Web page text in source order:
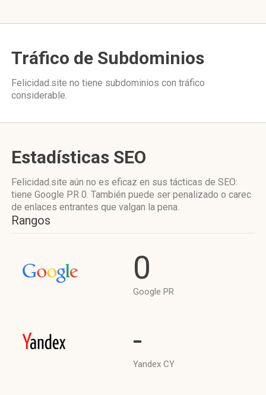
Tráfico de Subdominios
Felicidad.site no tiene subdominios con tráfico
considerable.
Estadísticas SEO
Felicidad.site aún no es eficaz en sus tácticas de SEO:
tiene Google PR 0. También puede ser penalizado o carec
de enlaces entrantes que valgan la pena.
Rangos
0
Google PR
-
Yandex CY